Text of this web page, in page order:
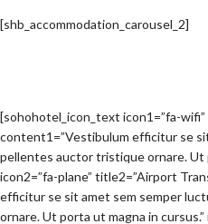
[shb_accommodation_carousel_2]
[sohohotel_icon_text icon1=”fa-
content1=”Vestibulum efficitur se
pellentes auctor tristique ornare. Ut
icon2=”fa-plane” title2=”Airport
efficitur se sit amet sem semper
ornare. Ut porta ut magna in